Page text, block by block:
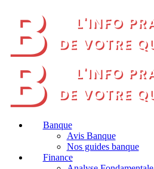
Banque
Avis Banque
Nos guides banque
Finance